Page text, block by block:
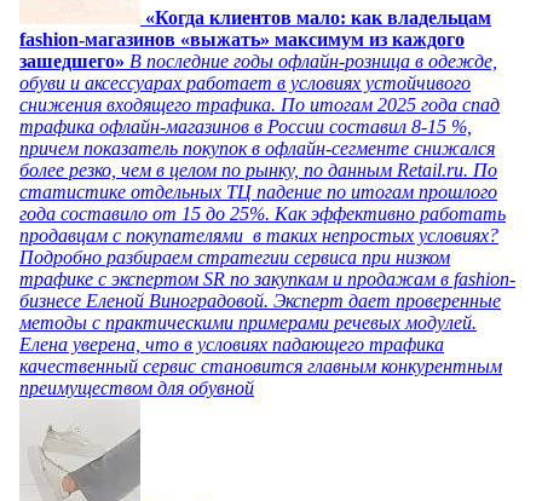
«Когда клиентов мало: как владельцам
fashion-магазинов «выжать» максимум из каждого
зашедшего» В последние годы офлайн-розница в одежде,
обуви и аксессуарах работает в условиях устойчивого
снижения входящего трафика. По итогам 2025 года спад
трафика офлайн-магазинов в России составил 8-15 %,
причем показатель покупок в офлайн-сегменте снижался
более резко, чем в целом по рынку, по данным Retail.ru. По
статистике отдельных ТЦ падение по итогам прошлого
года составило от 15 до 25%. Как эффективно работать
продавцам с покупателями в таких непростых условиях?
Подробно разбираем стратегии сервиса при низком
трафике с экспертом SR по закупкам и продажам в fashion-
бизнесе Еленой Виноградовой. Эксперт дает проверенные
методы с практическими примерами речевых модулей.
Елена уверена, что в условиях падающего трафика
качественный сервис становится главным конкурентным
преимуществом для обувной